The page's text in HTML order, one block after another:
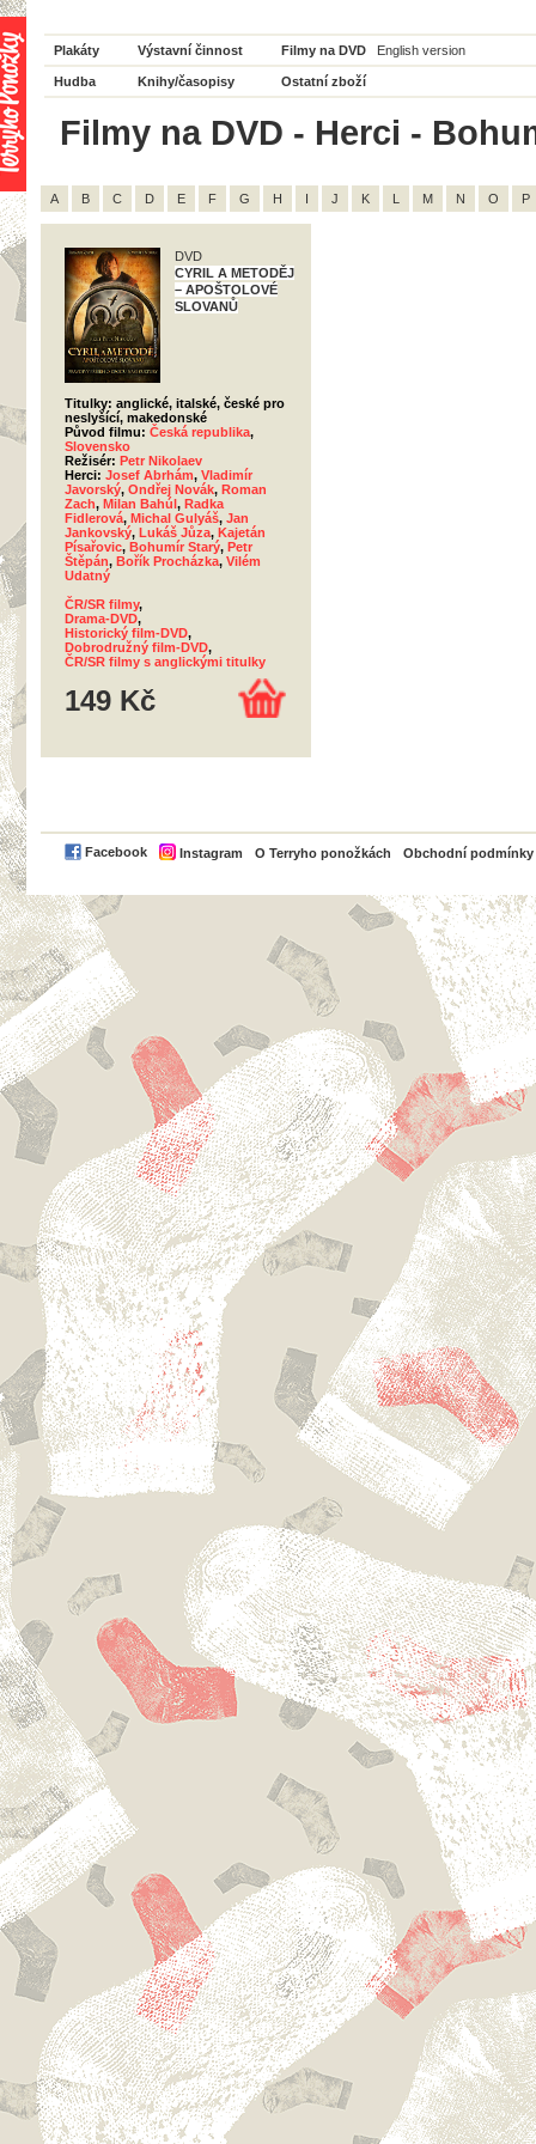
Plakáty Výstavní činnost Filmy na DVD English version
Hudba Knihy/časopisy Ostatní zboží
Filmy na DVD - Herci -
A B C D E F G H I J K L M N O P
DVD
CYRIL A METODĚJ
– APOŠTOLOVÉ
SLOVANŮ
Titulky: anglické, italské, české pro
neslyšící, makedonské
Původ filmu: Česká republika,
Slovensko
Režisér: Petr Nikolaev
Herci: Josef Abrhám, Vladimír
Javorský, Ondřej Novák, Roman
Zach, Milan Bahúl, Radka
Fidlerová, Michal Gulyáš, Jan
Jankovský, Lukáš Jůza, Kajetán
Písařovic, Bohumír Starý, Petr
Štěpán, Bořík Procházka, Vilém
Udatný
ČR/SR filmy,
Drama-DVD,
Historický film-DVD,
Dobrodružný film-DVD,
ČR/SR filmy s anglickými titulky
149 Kč
Facebook Instagram O Terryho ponožkách Obchodní podmínky
PayPal